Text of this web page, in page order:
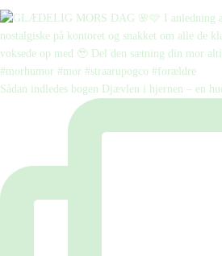
Sådan indledes bogen Djævlen i hjernen – en